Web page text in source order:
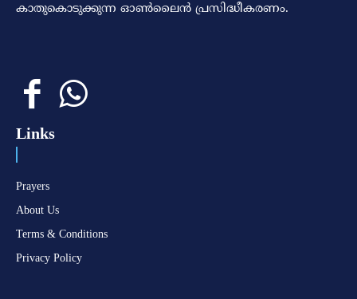
കാതുകൊടുക്കുന്ന ഓണ്‍ലൈന്‍ പ്രസിദ്ധീകരണം.
Links
Prayers
About Us
Terms & Conditions
Privacy Policy